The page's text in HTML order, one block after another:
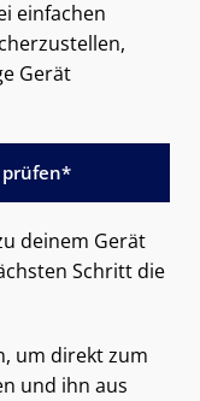
einfachen
Gerät
deinem Gerät
Schritt die
um direkt zum
und ihn aus